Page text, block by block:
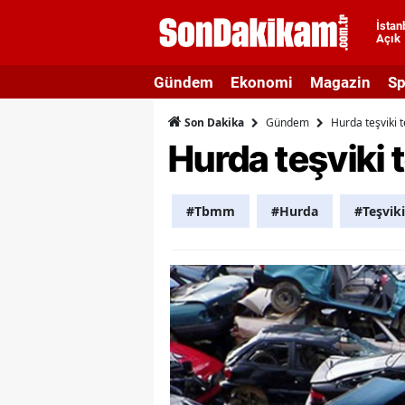
Açık
Gündem Ekonomi Magazin
Son Dakika Gündem Hurda teşviki
Hurda teşviki
#Tbmm #Hurda #Teşviki